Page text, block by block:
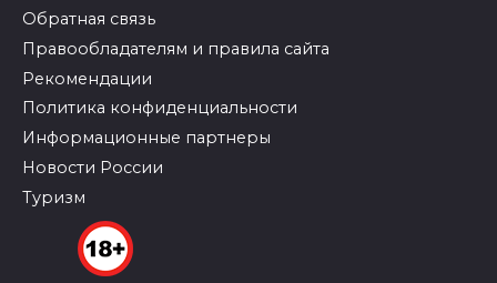
Обратная связь
Правообладателям и правила сайта
Рекомендации
Политика конфиденциальности
Информационные партнеры
Новости России
Туризм